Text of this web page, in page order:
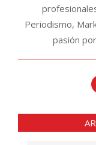
Periodismo,
pasión